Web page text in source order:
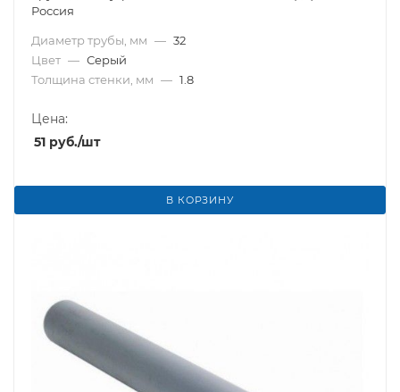
Россия
Диаметр трубы, мм — 32
Цвет — Серый
Толщина стенки, мм — 1.8
Цена:
51 руб./шт
В КОРЗИНУ